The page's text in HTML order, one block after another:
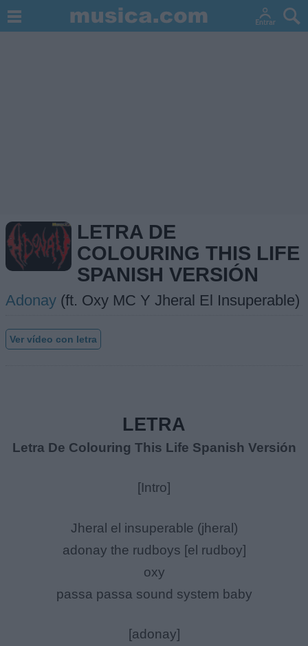
LETRA DE
COLOURING THIS LIFE
SPANISH VERSIÓN
Adonay (ft. Oxy MC Y Jheral El Insuperable)
Ver vídeo con letra
LETRA
Letra De Colouring This Life Spanish Versión
[Intro]
Jheral el insuperable (jheral)
adonay the rudboys [el rudboy]
oxy
passa passa sound system baby
[adonay]